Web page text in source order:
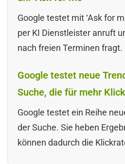
Google testet mit ‘Ask for
per KI Dienstleister anruft
nach freien Terminen fragt.
Google testet neue
Suche, die für mehr
Google testet ein Reihe
der Suche. Sie heben
können dadurch die